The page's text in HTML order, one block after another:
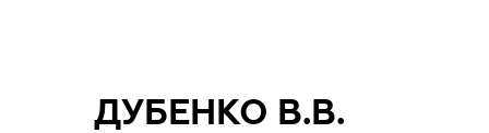
ДУБЕНКО В.В.